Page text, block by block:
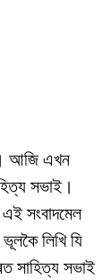
আজি এখন
সভাই।
সংবাদমেল
লিখি যি
সাহিত্য সভাই